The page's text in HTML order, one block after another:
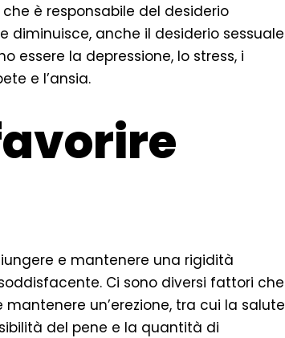
è responsabile del desiderio
diminuisce, anche il desiderio sessuale
essere la depressione, lo stress, i
e l’ansia.
e mantenere una rigidità
Ci sono diversi fattori che
un’erezione, tra cui la salute
del pene e la quantità di